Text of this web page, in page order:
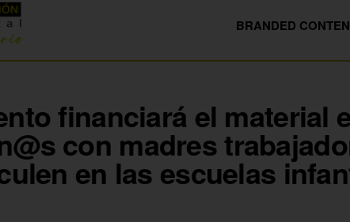
BRANDED
financiará el material
con madres
en las escuelas